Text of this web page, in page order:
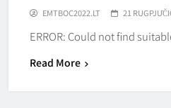
EMTBOC2022.LT 21
ERROR: Could not find
Read More